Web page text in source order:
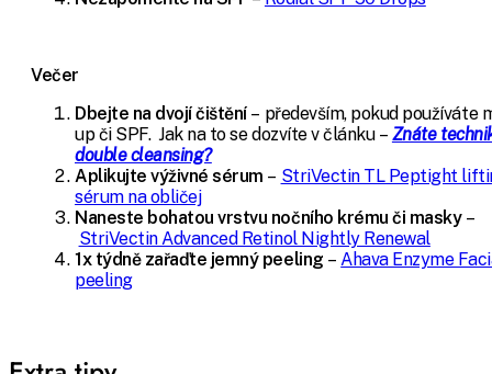
Večer
Dbejte na dvojí čištění – především, pokud používáte
up či SPF.Jak na to se dozvíte v článku – Znáte
double cleansing?
Aplikujte výživné sérum – StriVectin TL Peptight
sérum na obličej
Naneste bohatou vrstvu nočního krému či masky –
StriVectin Advanced Retinol Nightly Renewal
1x týdně zařaďte jemný peeling –Ahava Enzyme
peeling